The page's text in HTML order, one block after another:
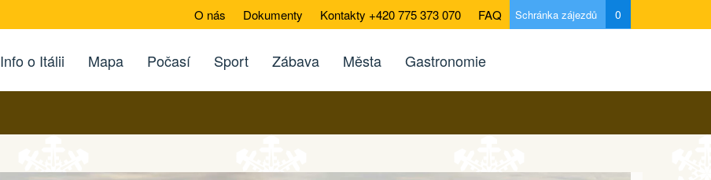
O nás Dokumenty Kontakty +420 775 373 070 FAQ Schránka zájezdů 0
Info o Itálii Mapa Počasí Sport Zábava Města Gastronomie